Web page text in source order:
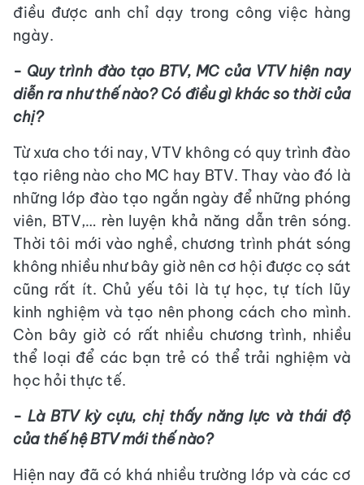
điều được anh chỉ dạy trong công việc hàng
ngày.
- Quy trình đào tạo BTV, MC của VTV hiện nay
diễn ra như thế nào? Có điều gì khác so thời của
chị?
Từ xưa cho tới nay, VTV không có quy trình đào
tạo riêng nào cho MC hay BTV. Thay vào đó là
những lớp đào tạo ngắn ngày để những phóng
viên, BTV,… rèn luyện khả năng dẫn trên sóng.
Thời tôi mới vào nghề, chương trình phát sóng
không nhiều như bây giờ nên cơ hội được cọ sát
cũng rất ít. Chủ yếu tôi là tự học, tự tích lũy
kinh nghiệm và tạo nên phong cách cho mình.
Còn bây giờ có rất nhiều chương trình, nhiều
thể loại để các bạn trẻ có thể trải nghiệm và
học hỏi thực tế.
- Là BTV kỳ cựu, chị thấy năng lực và thái độ
của thế hệ BTV mới thế nào?
Hiện nay đã có khá nhiều trường lớp và các cơ